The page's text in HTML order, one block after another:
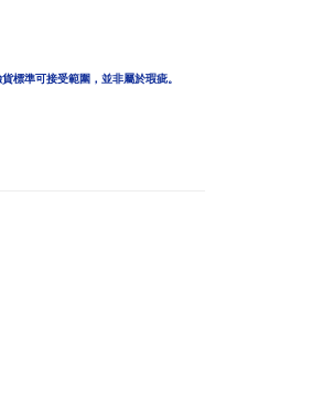
標準可接受範圍，並非屬於瑕疵。